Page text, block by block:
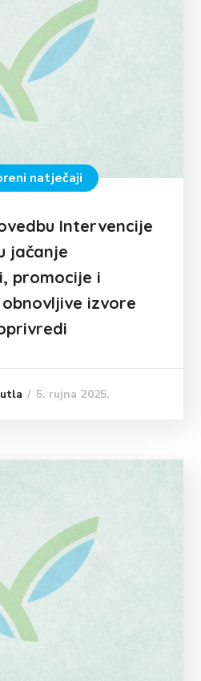
natječaji
Intervencije
jačanje
promocije i
izvore
5. rujna 2025.